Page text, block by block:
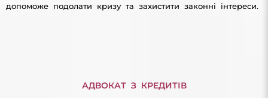
допоможе подолати кризу та захистити законні інтереси.
АДВОКАТ З КРЕДИТІВ